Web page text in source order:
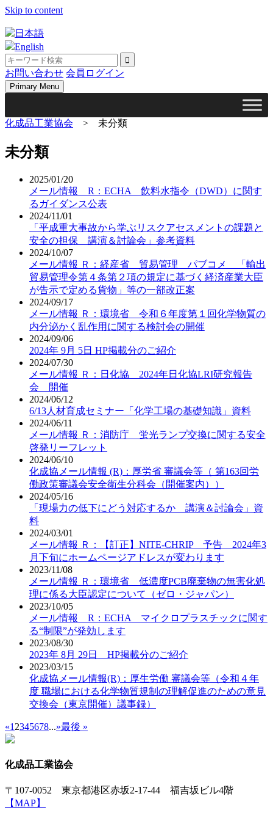
Skip to content
日本語
English
お問い合わせ 会員ログイン
Primary Menu
化成品工業協会 > 未分類
未分類
2025/01/20
メール情報 R：ECHA 飲料水指令（DWD）に関す
るガイダンス公表
2024/11/01
「平成重大事故から学ぶリスクアセスメントの課題と
安全の担保 講演＆討論会」参考資料
2024/10/07
メール情報 Ｒ：経産省 貿易管理 パブコメ 「輸出
貿易管理令第４条第２項の規定に基づく経済産業大臣
が告示で定める貨物」等の一部改正案
2024/09/17
メール情報 Ｒ：環境省 令和６年度第１回化学物質の
内分泌かく乱作用に関する検討会の開催
2024/09/06
2024年 9月 5日 HP掲載分のご紹介
2024/07/30
メール情報 Ｒ：日化協 2024年日化協LRI研究報告
会 開催
2024/06/12
6/13人材育成セミナー「化学工場の基礎知識」資料
2024/06/11
メール情報 Ｒ：消防庁 蛍光ランプ交換に関する安全
啓発リーフレット
2024/06/10
化成協メール情報 (R)：厚労省 審議会等（ 第163回労
働政策審議会安全衛生分科会（開催案内））
2024/05/16
「現場力の低下にどう対応するか 講演＆討論会」資
料
2024/03/01
メール情報 Ｒ：【訂正】NITE-CHRIP 予告 2024年3
月下旬にホームページアドレスが変わります
2023/11/08
メール情報 Ｒ：環境省 低濃度PCB廃棄物の無害化処
理に係る大臣認定について（ゼロ・ジャパン）
2023/10/05
メール情報 R：ECHA マイクロプラスチックに関す
る“制限”が発効します
2023/08/30
2023年 8月 29日 HP掲載分のご紹介
2023/03/15
化成協メール情報(R)：厚生労働 審議会等（令和４年
度 職場における化学物質規制の理解促進のための意見
交換会（東京開催）議事録）
«1 2345678...»最後 »
化成品工業協会
〒107-0052 東京都港区赤坂2-17-44 福吉坂ビル4階
【MAP】